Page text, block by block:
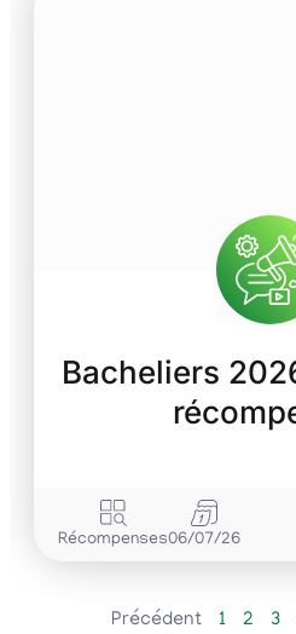
Bacheliers
Récompenses06/07/26
Précédent 1 2 3